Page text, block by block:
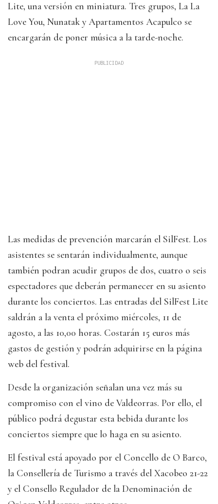
Lite, una versión en miniatura. Tres grupos, La La
Love You, Nunatak y Apartamentos Acapulco se
encargarán de poner música a la tarde-noche.
Las medidas de prevención marcarán el SilFest. Los
asistentes se sentarán individualmente, aunque
también podran acudir grupos de dos, cuatro o seis
espectadores que deberán permanecer en su asiento
durante los conciertos. Las entradas del SilFest Lite
saldrán a la venta el próximo miércoles, 11 de
agosto, a las 10,00 horas. Costarán 15 euros más
gastos de gestión y podrán adquirirse en la página
web del festival.
Desde la organización señalan una vez más su
compromiso con el vino de Valdeorras. Por ello, el
público podrá degustar esta bebida durante los
conciertos siempre que lo haga en su asiento.
El festival está apoyado por el Concello de O Barco,
la Consellería de Turismo a través del Xacobeo 21-22
y el Consello Regulador de la Denominación de